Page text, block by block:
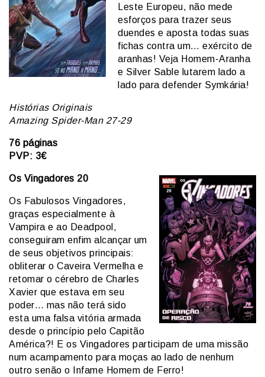
Leste Europeu, não mede
esforços para trazer seus
duendes e aposta todas suas
fichas contra um… exército de
aranhas! Veja Homem-Aranha
e Silver Sable lutarem lado a
lado para defender Symkária!
Histórias Originais
Amazing Spider-Man 27-29
76 páginas
PVP: 3€
Os Vingadores 20
Os Fabulosos Vingadores,
graças especialmente à
Vampira e ao Deadpool,
conseguiram enfim alcançar um
de seus objetivos principais:
obliterar o Caveira Vermelha e
retomar o cérebro de Charles
Xavier que estava em seu
poder… mas não terá sido
esta uma falsa vitória armada
desde o princípio pelo Capitão
América?! E os Vingadores participam de uma missão
num acampamento para moças ao lado de nenhum
outro senão o Infame Homem de Ferro!